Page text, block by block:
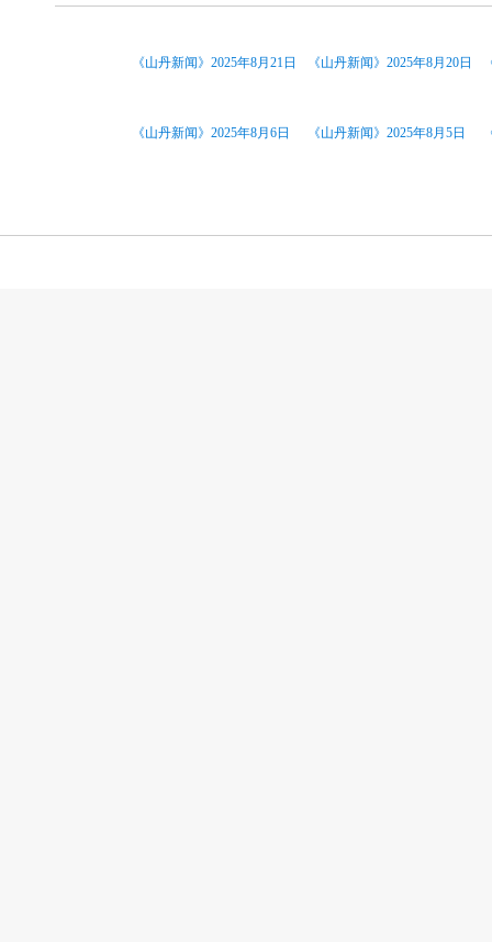
《山丹新闻》2025年8月21日 《山丹新闻》2025年8月20日
《山丹新闻》2025年8月6日 《山丹新闻》2025年8月5日